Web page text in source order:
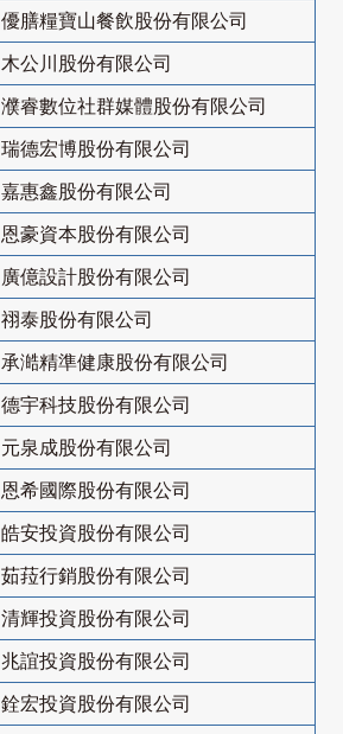
優膳糧寶山餐飲股份有限公司
木公川股份有限公司
濮睿數位社群媒體股份有限公司
瑞德宏博股份有限公司
嘉惠鑫股份有限公司
恩豪資本股份有限公司
廣億設計股份有限公司
祤泰股份有限公司
承澔精準健康股份有限公司
德宇科技股份有限公司
元泉成股份有限公司
恩希國際股份有限公司
皓安投資股份有限公司
茹菈行銷股份有限公司
清輝投資股份有限公司
兆誼投資股份有限公司
銓宏投資股份有限公司